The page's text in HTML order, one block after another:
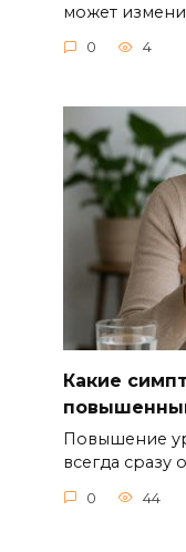
может
0 4
Какие
Повышение
всегда сразу
0 44